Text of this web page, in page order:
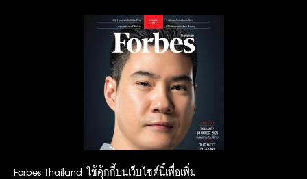
Forbes Thailand ใช้คุ้กกี้บนเว็บไซต์นี้เพื่อเพิ่ม